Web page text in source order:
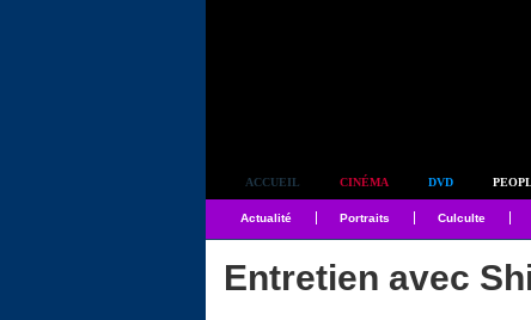
ACCUEIL CINÉMA DVD
Actualité Portraits Culculte
Entretien avec